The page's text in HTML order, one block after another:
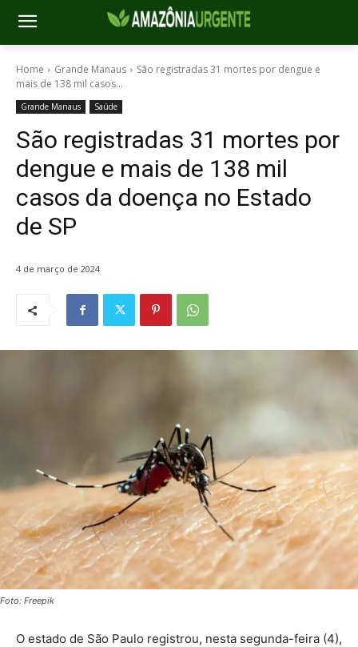
Home Grande Manaus
São registradas 31 mortes por dengue e
mais de 138 mil casos...
Grande Manaus Saúde
São registradas 31 mortes por
dengue e mais de 138 mil
casos da doença no Estado
de SP
4 de março de 2024
Foto: Freepik
O estado de São Paulo registrou, nesta segunda-feira (4),